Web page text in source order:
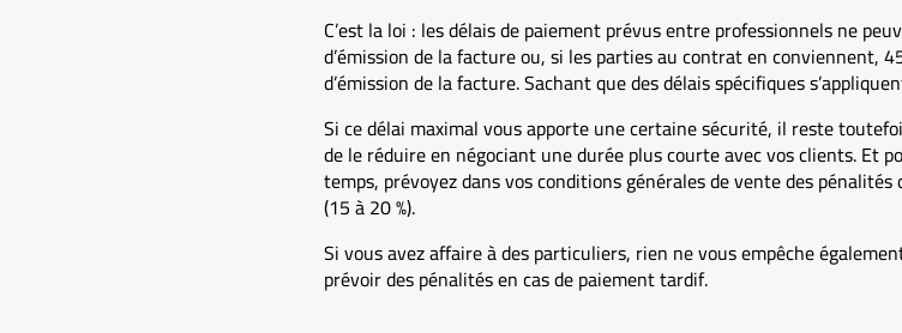
C’est la loi : les délais de paiement prévus entre professionnels ne
d’émission de la facture ou, si les parties au contrat en conviennent,
d’émission de la facture. Sachant que des délais spécifiques
Si ce délai maximal vous apporte une certaine sécurité, il reste
de le réduire en négociant une durée plus courte avec vos clients. Et
temps, prévoyez dans vos conditions générales de vente des
(15 à 20 %).
Si vous avez affaire à des particuliers, rien ne vous empêche
prévoir des pénalités en cas de paiement tardif.